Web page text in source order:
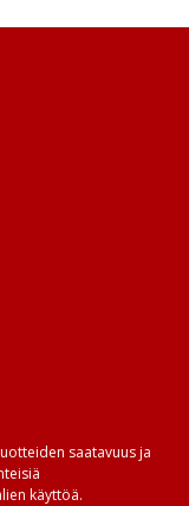
saatavuus ja
käyttöä.